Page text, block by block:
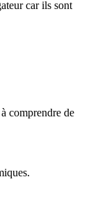
car ils sont
comprendre de